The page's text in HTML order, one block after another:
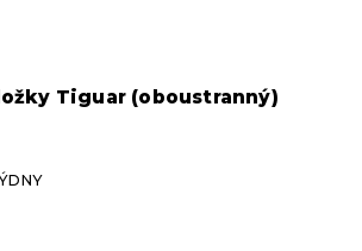
Tiguar (oboustranný)